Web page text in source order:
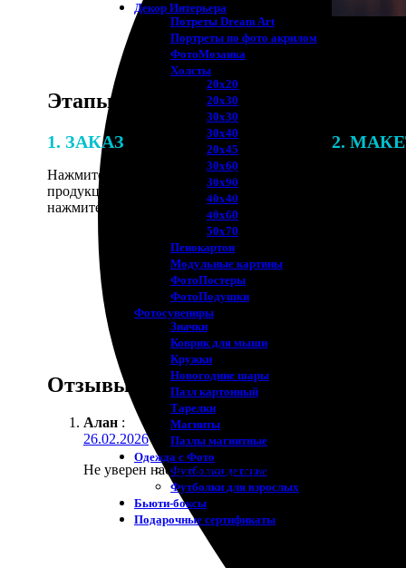
Декор Интерьера
Потреты Dream Art
Портреты по фото акрилом
ФотоМозаика
Холсты
20х20
20х30
30х30
30х40
20х45
30х60
30х90
40х40
40х60
50х70
Пенокартон
Модульные картины
ФотоПостеры
ФотоПодушки
Фотоcувениры
Значки
Коврик для мыши
Кружки
Новогодние шары
Пазл картонный
Тарелки
Магниты
Пазлы магнитные
Одежда с Фото
Футболки детские
Футболки для взрослых
Бьюти-боксы
Подарочные сертификаты
Этапы работы
1. ЗАКАЗ
Нажмите «Сделать заказ», выберите тип
продукции, загрузите фотографии,
нажмите «Добавить в корзину».
2.
Отзывы
Алан :
26.02.2026
Не уверен насчёт выбора бумаги для фото без